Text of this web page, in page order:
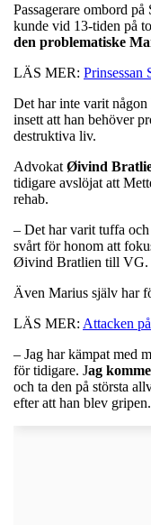
Passagerare ombord
kunde vid 13-tiden på
den problematiske
LÄS MER: Prinsessan
Det har inte varit
insett att han behöver
destruktiva liv.
Advokat Øivind
tidigare avslöjat att
rehab.
– Det har varit tuffa
svårt för honom att
Øivind Bratlien till VG.
Även Marius själv har
LÄS MER: Attacken
– Jag har kämpat med
för tidigare. Jag
och ta den på största
efter att han blev gripen.